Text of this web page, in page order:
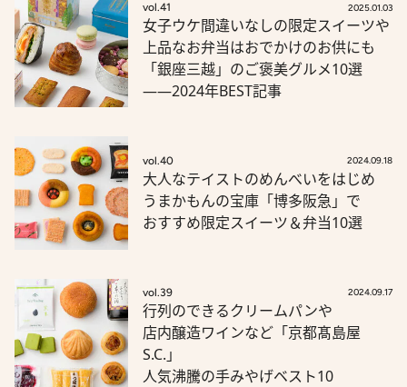
vol.41 2025.01.03
女子ウケ間違いなしの限定スイーツや
上品なお弁当はおでかけのお供にも
「銀座三越」のご褒美グルメ10選
――2024年BEST記事
vol.40 2024.09.18
大人なテイストのめんべいをはじめ
うまかもんの宝庫「博多阪急」で
おすすめ限定スイーツ＆弁当10選
vol.39 2024.09.17
行列のできるクリームパンや
店内醸造ワインなど「京都髙島屋
S.C.」
人気沸騰の手みやげベスト10